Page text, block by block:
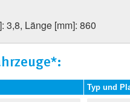
3,8, Länge [mm]: 860
Typ und